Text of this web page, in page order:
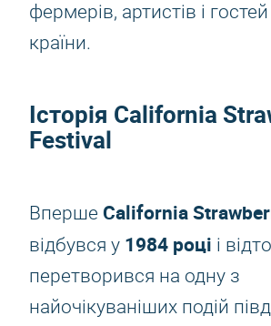
фермерів, артистів і гостей
країни.
Історія California
Festival
Вперше California
відбувся у 1984 році і
перетворився на одну з
найочікуваніших подій